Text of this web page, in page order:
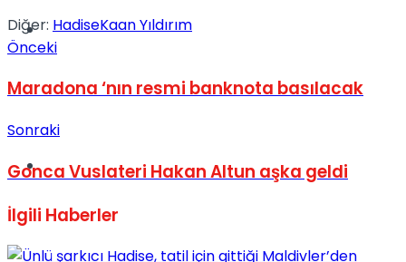
Türkiye
Müzik
No Result
Diğer: HadiseKaan Yıldırım
Önceki
Maradona ‘nın resmi banknota basılacak
Sonraki
Gonca Vuslateri Hakan Altun aşka geldi
İlgili Haberler